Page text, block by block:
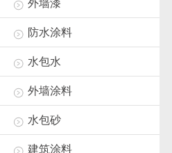
外墙漆
防水涂料
水包水
外墙涂料
水包砂
建筑涂料